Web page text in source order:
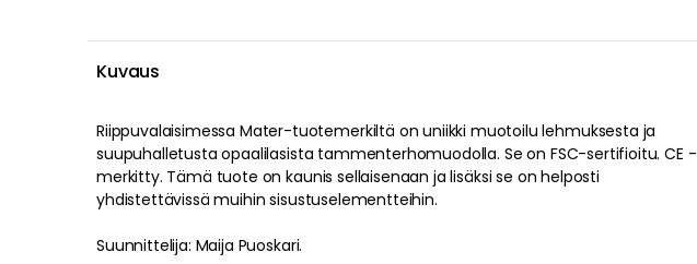
Kuvaus
Riippuvalaisimessa Mater-tuotemerkiltä onuniikki muotoilu lehmuksesta ja
suupuhalletusta opaalilasista tammenterhomuodolla. Se on FSC-sertifioitu.CE -
merkitty. Tämä tuote on kaunis sellaisenaan ja lisäksi se on helposti
yhdistettävissä muihin sisustuselementteihin.
Suunnittelija: Maija Puoskari.